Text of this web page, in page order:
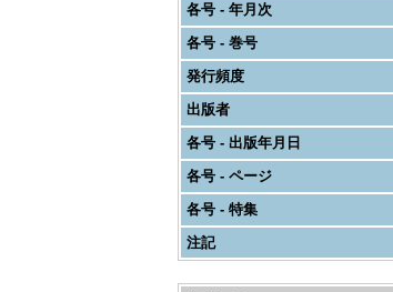
各号 - 年月次
各号 - 巻号
発行頻度
出版者
各号 - 出版年月日
各号 - ページ
各号 - 特集
注記